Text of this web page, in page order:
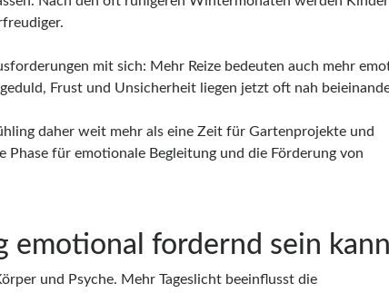
mit sich: Mehr Reize bedeuten auch mehr
Frust und Unsicherheit liegen jetzt oft nah
daher weit mehr als eine Zeit für Gartenprojekte und
Phase für emotionale Begleitung und die Förderung von
emotional fordernd sein kann
und Psyche. Mehr Tageslicht beeinflusst die